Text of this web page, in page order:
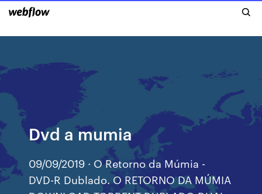
Dvd a mumia
09/09/2019 · O Retorno da Múmia -
DVD-R Dublado. O RETORNO DA MÚMIA